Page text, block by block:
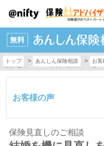
トップ > あんしん保険相談 > お客
保険見直しのご相談 「結婚を機
お客様の声
保険見直しのご相談